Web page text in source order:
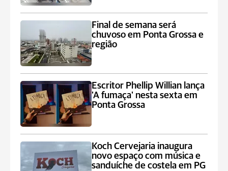
Final de semana será
chuvoso em Ponta Grossa e
região
Escritor Phellip Willian lança
'A fumaça' nesta sexta em
Ponta Grossa
Koch Cervejaria inaugura
novo espaço com música e
sanduíche de costela em PG